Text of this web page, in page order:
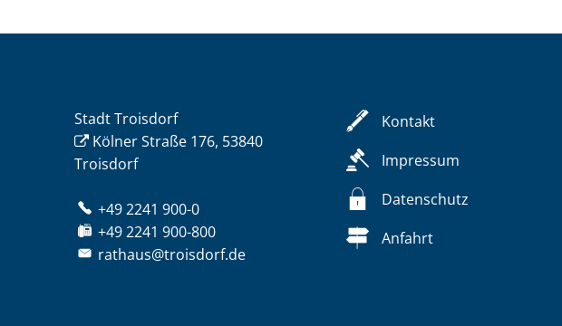
Stadt Troisdorf
Kölner Straße 176, 53840
Troisdorf
+49 2241 900-0
+49 2241 900-800
rathaus@troisdorf.de
Kontakt
Impressum
Datenschutz
Anfahrt